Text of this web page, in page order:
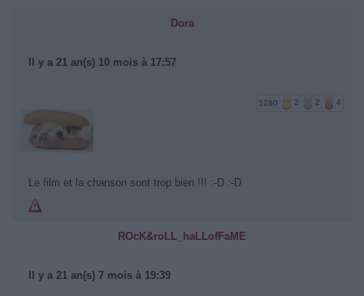
Dora
Il y a 21 an(s) 10 mois à 17:57
5280 2 2 4
Le film et la chanson sont trop bien !!! :-D :-D
ROcK&roLL_haLLofFaME
Il y a 21 an(s) 7 mois à 19:39